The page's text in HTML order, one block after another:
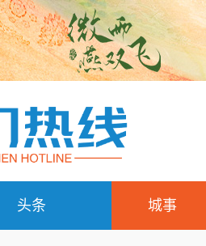
头条 城事